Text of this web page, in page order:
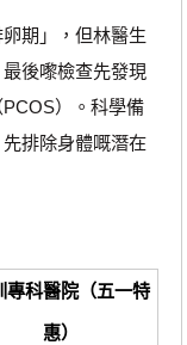
期」，但林醫生
後嚟檢查先發現
）。科學備
排除身體嘅潛在
專科醫院（五一特
惠）